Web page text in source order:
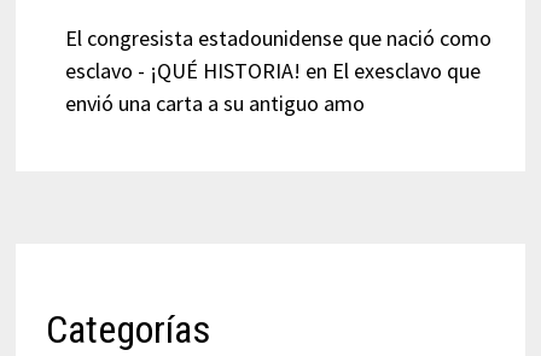
El congresista estadounidense que nació como
esclavo - ¡QUÉ HISTORIA! en El exesclavo que
envió una carta a su antiguo amo
Categorías